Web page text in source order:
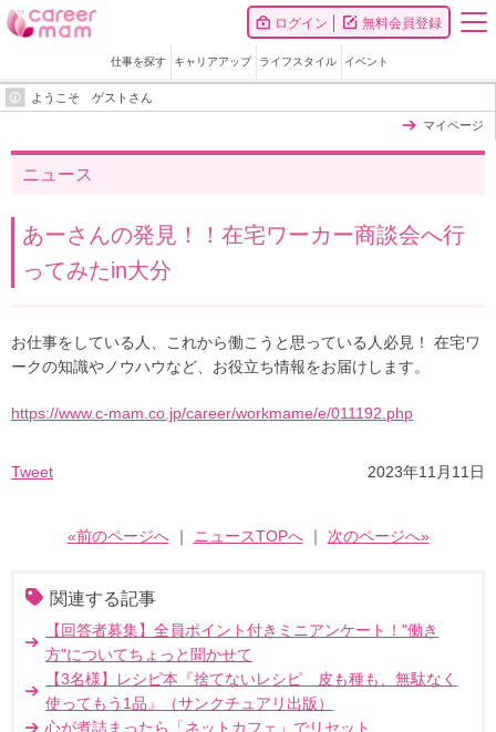
ログイン 無料会員登録
仕事を探す キャリアアップ ライフスタイル イベント
ようこそ ゲストさん
マイページ
ニュース
あーさんの発見！！在宅ワーカー商談会へ行
ってみたin大分
お仕事をしている人、これから働こうと思っている人必見！ 在宅ワ
ークの知識やノウハウなど、お役立ち情報をお届けします。
https://www.c-mam.co.jp/career/workmame/e/011192.php
Tweet 2023年11月11日
«前のページへ｜ ニュースTOPへ｜ 次のページへ»
関連する記事
【回答者募集】全員ポイント付きミニアンケート！"働き
方"についてちょっと聞かせて
【3名様】レシピ本『捨てないレシピ 皮も種も、無駄なく
使ってもう1品』（サンクチュアリ出版）
心が煮詰まったら「ネットカフェ」でリセット